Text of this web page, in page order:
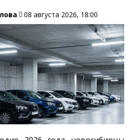
08 августа 2026, 18:00